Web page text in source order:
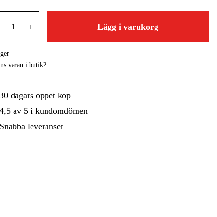
Hem & Fritid Kampanjer
+ Lägg i varukorg
varan i butik?
30 dagars öppet köp
4,5 av 5 i kundomdömen
Snabba leveranser